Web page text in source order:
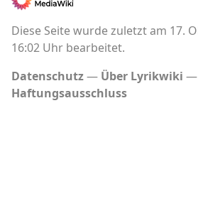
Diese Seite wurde zuletzt am 17.
16:02 Uhr bearbeitet.
Datenschutz
Über Lyrikwiki
Haftungsausschluss